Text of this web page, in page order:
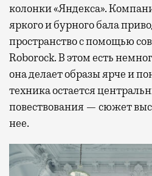
колонки «Яндекса».
яркого и бурного бала
пространство с помощью
Roborock. В этом есть
она делает образы ярче и
техника остается
повествования — сюжет
нее.